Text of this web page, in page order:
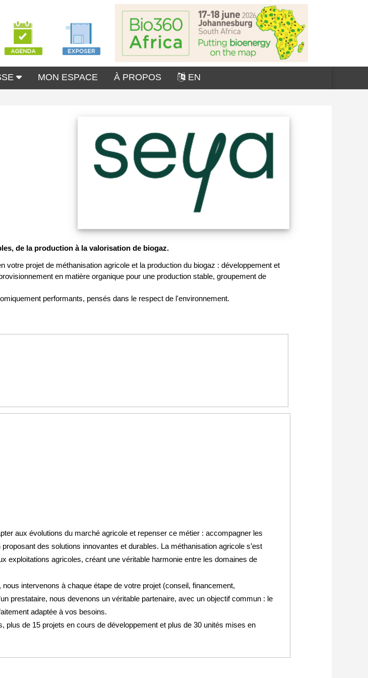
MON ESPACE À PROPOS EN
de la production à la valorisation de biogaz.
projet de méthanisation agricole et la production du biogaz : développement et
en matière organique pour une production stable, groupement de
performants, pensés dans le respect de l'environnement.
aux évolutions du marché agricole et repenser ce métier : accompagner les
des solutions innovantes et durables. La méthanisation agricole s’est
exploitations agricoles, créant une véritable harmonie entre les domaines de
intervenons à chaque étape de votre projet (conseil, financement,
prestataire, nous devenons un véritable partenaire, avec un objectif commun : le
adaptée à vos besoins.
plus de 15 projets en cours de développement et plus de 30 unités mises en